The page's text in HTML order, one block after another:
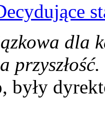
dla
przyszłość.
były